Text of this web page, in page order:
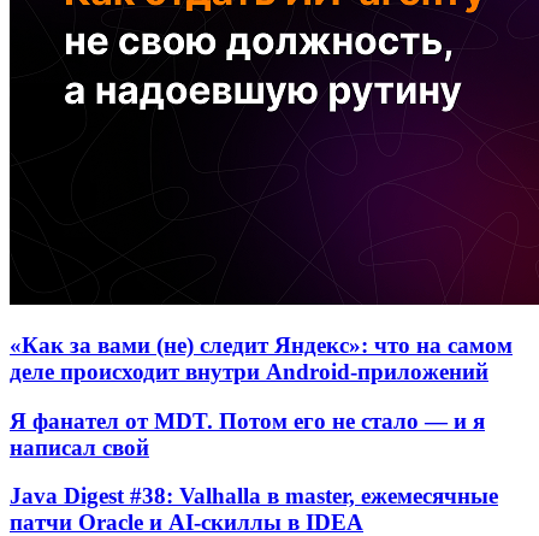
«Как за вами (не) следит Яндекс»: что на самом
деле происходит внутри Android-приложений
Я фанател от MDT. Потом его не стало — и я
написал свой
Java Digest #38: Valhalla в master, ежемесячные
патчи Oracle и AI-скиллы в IDEA